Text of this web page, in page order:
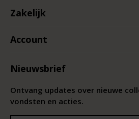
Zakelijk
Account
Nieuwsbrief
Ontvang updates over nieuwe
vondsten en acties.